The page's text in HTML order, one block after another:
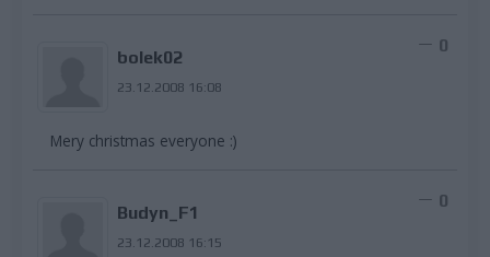
bolek02
23.12.2008 16:08
0
Mery christmas everyone :)
Budyn_F1
23.12.2008 16:15
0